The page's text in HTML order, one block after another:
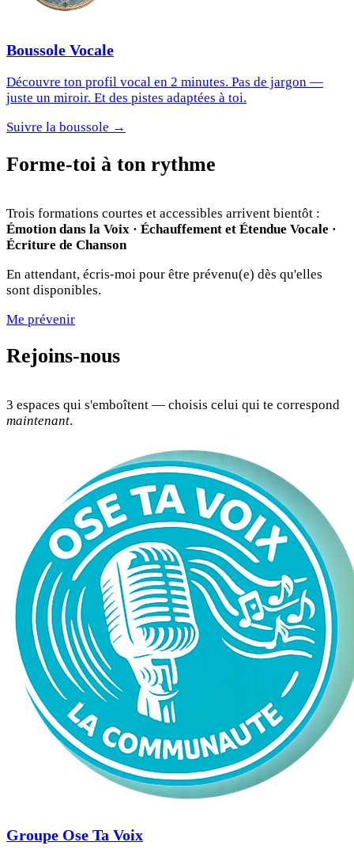
Boussole Vocale
Découvre ton profil vocal en 2 minutes. Pas de jargon —
juste un miroir. Et des pistes adaptées à toi.
Suivre la boussole →
Forme-toi à ton rythme
Trois formations courtes et accessibles arrivent bientôt :
Émotion dans la Voix · Échauffement et Étendue Vocale ·
Écriture de Chanson
En attendant, écris-moi pour être prévenu(e) dès qu'elles
sont disponibles.
Me prévenir
Rejoins-nous
3 espaces qui s'emboîtent — choisis celui qui te correspond
maintenant.
Groupe Ose Ta Voix